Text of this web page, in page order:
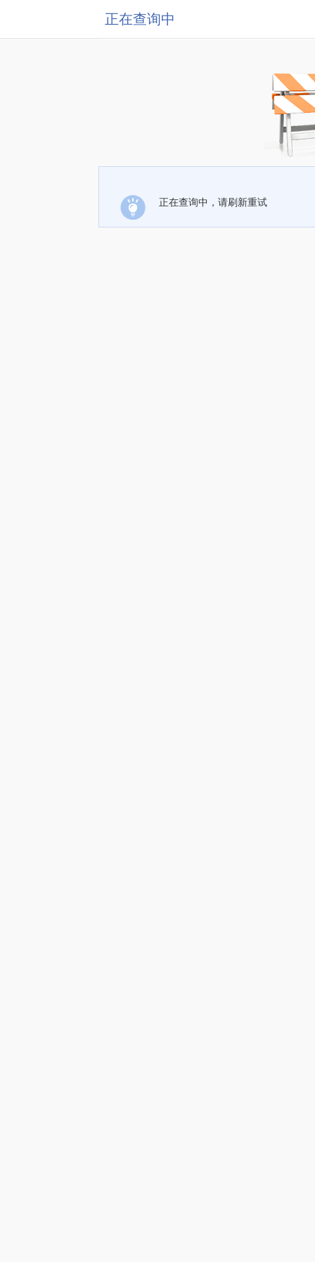
正在查询中
正在查询中，请刷新重试